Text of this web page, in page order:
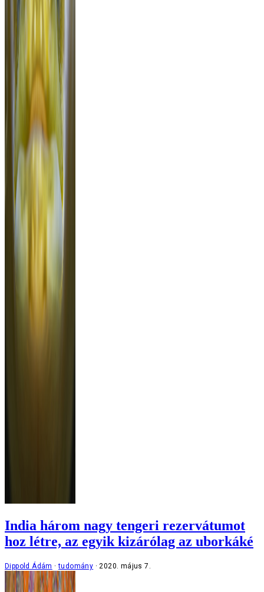
India három nagy tengeri rezervátumot
hoz létre, az egyik kizárólag az uborkáké
Dippold Ádám tudomány 2020. május 7.